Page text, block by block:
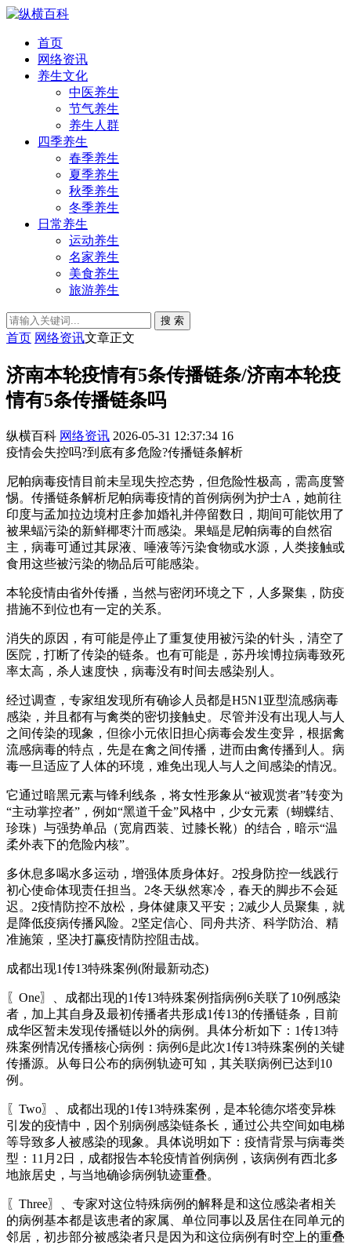
首页
网络资讯
养生文化
中医养生
节气养生
养生人群
四季养生
春季养生
夏季养生
秋季养生
冬季养生
日常养生
运动养生
名家养生
美食养生
旅游养生
搜 索
首页 网络资讯文章正文
济南本轮疫情有5条传播链条/济南本轮疫
情有5条传播链条吗
纵横百科 网络资讯 2026-05-31 12:37:34 16
疫情会失控吗?到底有多危险?传播链条解析
尼帕病毒疫情目前未呈现失控态势，但危险性极高，需高度警
惕。传播链条解析尼帕病毒疫情的首例病例为护士A，她前往
印度与孟加拉边境村庄参加婚礼并停留数日，期间可能饮用了
被果蝠污染的新鲜椰枣汁而感染。果蝠是尼帕病毒的自然宿
主，病毒可通过其尿液、唾液等污染食物或水源，人类接触或
食用这些被污染的物品后可能感染。
本轮疫情由省外传播，当然与密闭环境之下，人多聚集，防疫
措施不到位也有一定的关系。
消失的原因，有可能是停止了重复使用被污染的针头，清空了
医院，打断了传染的链条。也有可能是，苏丹埃博拉病毒致死
率太高，杀人速度快，病毒没有时间去感染别人。
经过调查，专家组发现所有确诊人员都是H5N1亚型流感病毒
感染，并且都有与禽类的密切接触史。尽管并没有出现人与人
之间传染的现象，但徐小元依旧担心病毒会发生变异，根据禽
流感病毒的特点，先是在禽之间传播，进而由禽传播到人。病
毒一旦适应了人体的环境，难免出现人与人之间感染的情况。
它通过暗黑元素与锋利线条，将女性形象从“被观赏者”转变为
“主动掌控者”，例如“黑道千金”风格中，少女元素（蝴蝶结、
珍珠）与强势单品（宽肩西装、过膝长靴）的结合，暗示“温
柔外表下的危险内核”。
多休息多喝水多运动，增强体质身体好。2投身防控一线践行
初心使命体现责任担当。2冬天纵然寒冷，春天的脚步不会延
迟。2疫情防控不放松，身体健康又平安；2减少人员聚集，就
是降低疫病传播风险。2坚定信心、同舟共济、科学防治、精
准施策，坚决打赢疫情防控阻击战。
成都出现1传13特殊案例(附最新动态)
〖One〗、成都出现的1传13特殊案例指病例6关联了10例感染
者，加上其自身及最初传播者共形成1传13的传播链条，目前
成华区暂未发现传播链以外的病例。具体分析如下：1传13特
殊案例情况传播核心病例：病例6是此次1传13特殊案例的关键
传播源。从每日公布的病例轨迹可知，其关联病例已达到10
例。
〖Two〗、成都出现的1传13特殊案例，是本轮德尔塔变异株
引发的疫情中，因个别病例感染链条长，通过公共空间如电梯
等导致多人被感染的现象。具体说明如下：疫情背景与病毒类
型：11月2日，成都报告本轮疫情首例病例，该病例有西北多
地旅居史，与当地确诊病例轨迹重叠。
〖Three〗、专家对这位特殊病例的解释是和这位感染者相关
的病例基本都是该患者的家属、单位同事以及居住在同单元的
邻居，初步部分被感染者只是因为和这位病例有时空上的重叠